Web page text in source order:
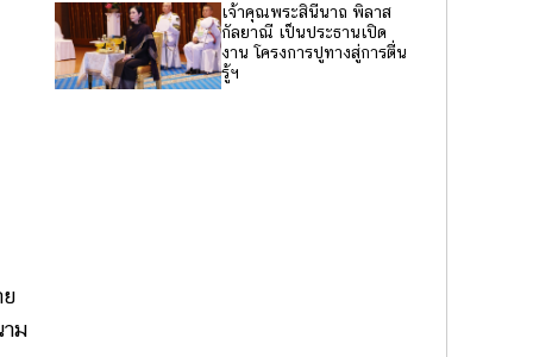
ย
ม
เจ้าคุณพระสินีนาถ พิลาส
กัลยาณี เป็นประธานเปิด
งาน โครงการปูทางสู่การตื่น
รู้ฯ